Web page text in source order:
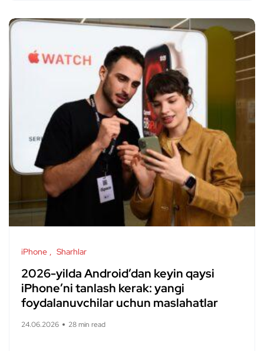
iPhone Sharhlar
2026-yilda Android’dan keyin qaysi
iPhone’ni tanlash kerak: yangi
foydalanuvchilar uchun maslahatlar
24.06.2026 28 min read